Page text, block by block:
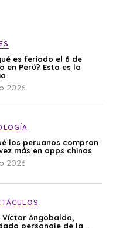
es feriado el 6 de
en Perú? Esta es la
2026
los peruanos compran
más en apps chinas
2026
Víctor Angobaldo,
personaje de la